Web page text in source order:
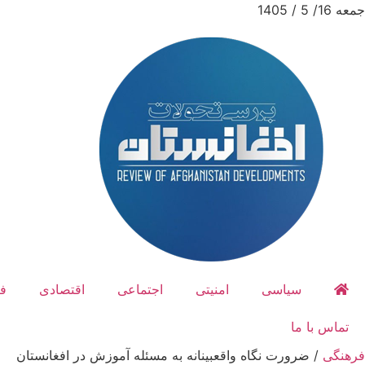
جمعه 16/ 5 / 1405
سیاسی امنیتی اجتماعی اقتصادی
تماس با ما
فرهنگی / ضرورت نگاه واقعبینانه به مسئله آموزش در افغانستان